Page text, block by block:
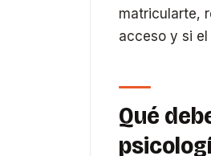
matricularte,
acceso y si
Qué